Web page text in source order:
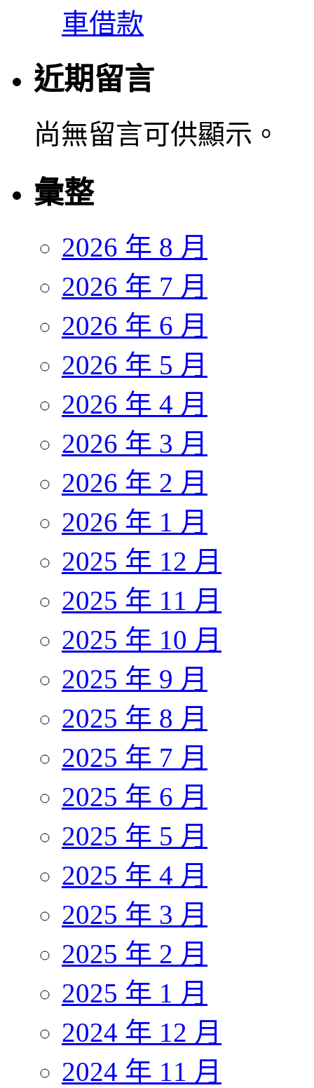
車借款
近期留言
尚無留言可供顯示。
彙整
2026 年 8 月
2026 年 7 月
2026 年 6 月
2026 年 5 月
2026 年 4 月
2026 年 3 月
2026 年 2 月
2026 年 1 月
2025 年 12 月
2025 年 11 月
2025 年 10 月
2025 年 9 月
2025 年 8 月
2025 年 7 月
2025 年 6 月
2025 年 5 月
2025 年 4 月
2025 年 3 月
2025 年 2 月
2025 年 1 月
2024 年 12 月
2024 年 11 月